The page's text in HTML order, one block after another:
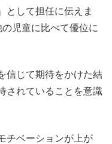
として担任に伝えま
児童に比べて優位に
信じて期待をかけた結
されていることを意識
チベーションが上が